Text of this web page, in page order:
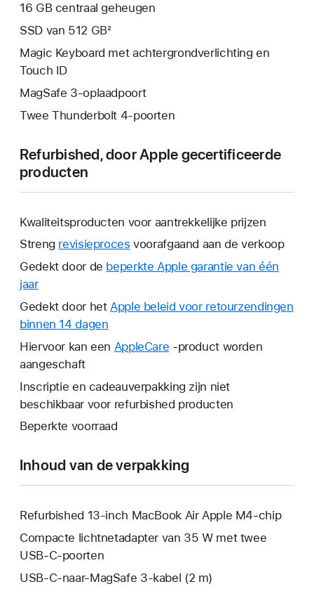
16 GB centraal geheugen
SSD van 512 GB²
Magic Keyboard met achtergrondverlichting en
Touch ID
MagSafe 3-oplaadpoort
Twee Thunderbolt 4-poorten
Refurbished, door Apple gecertificeerde
producten
Kwaliteitsproducten voor aantrekkelijke prijzen
Streng revisieproces voorafgaand aan de verkoop
Gedekt door de beperkte Apple garantie van één
jaarHierdoor
wordt
er
nieuw
venster
geopend.
Gedekt door het Apple beleid voor retourzendingen
binnen 14 dagen
wordt
nieuw
venster
geopend.
Hiervoor kan een AppleCare Hierdoor
er
een
-product worden
aangeschaft
Inscriptie en cadeauverpakking zijn niet
beschikbaar voor refurbished producten
Beperkte voorraad
Inhoud van de verpakking
Refurbished 13-inch MacBook Air Apple M4-chip
Compacte lichtnetadapter van 35 W met twee
USB‑C-poorten
USB‑C-naar-MagSafe 3-kabel (2 m)